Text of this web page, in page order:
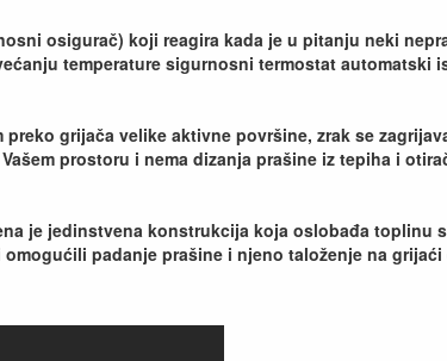
osigurač) koji reagira kada je u pitanju neki
temperature sigurnosni termostat automatski
grijača velike aktivne površine, zrak se
prostoru i nema dizanja prašine iz tepiha i
je jedinstvena konstrukcija koja oslobađa toplinu
padanje prašine i njeno taloženje na grijaći